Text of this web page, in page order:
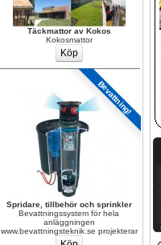
Täckmattor av Kokos
Kokosmattor
Bevattning!
Spridare, tillbehör och sprinkler
Bevattningssystem för hela
anläggningen
www.bevattningsteknik.se projekterar